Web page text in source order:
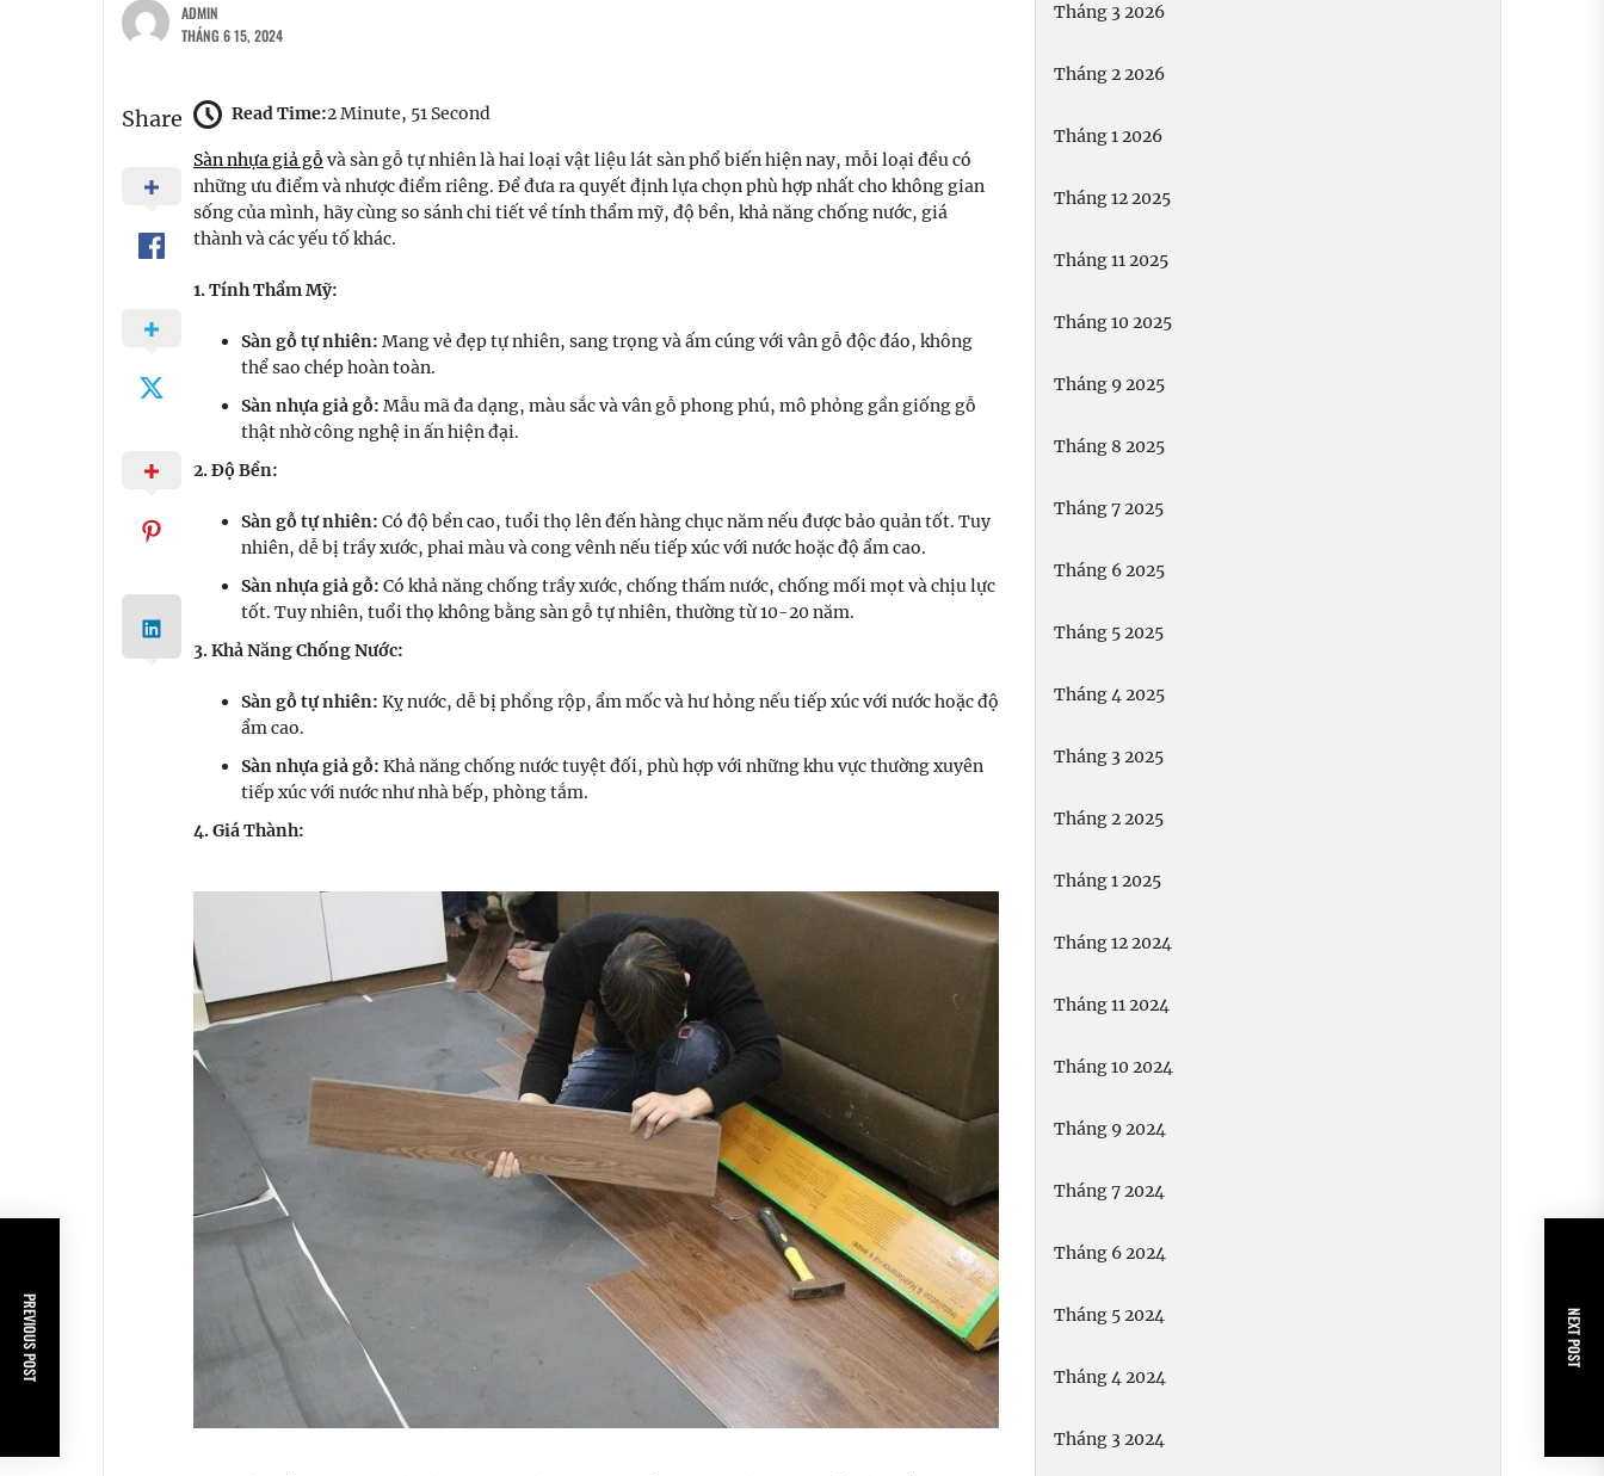
ADMIN
THÁNG 6 15, 2024
Share Read Time:2 Minute, 51 Second
Sàn nhựa giả gỗ và sàn gỗ tự nhiên là hai loại vật liệu lát sàn phổ biến hiện nay, mỗi loại đều có
những ưu điểm và nhược điểm riêng. Để đưa ra quyết định lựa chọn phù hợp nhất cho không gian
sống của mình, hãy cùng so sánh chi tiết về tính thẩm mỹ, độ bền, khả năng chống nước, giá
thành và các yếu tố khác.
1. Tính Thẩm Mỹ:
Sàn gỗ tự nhiên: Mang vẻ đẹp tự nhiên, sang trọng và ấm cúng với vân gỗ độc đáo, không
thể sao chép hoàn toàn.
Sàn nhựa giả gỗ: Mẫu mã đa dạng, màu sắc và vân gỗ phong phú, mô phỏng gần giống gỗ
thật nhờ công nghệ in ấn hiện đại.
2. Độ Bền:
Sàn gỗ tự nhiên: Có độ bền cao, tuổi thọ lên đến hàng chục năm nếu được bảo quản tốt. Tuy
nhiên, dễ bị trầy xước, phai màu và cong vênh nếu tiếp xúc với nước hoặc độ ẩm cao.
Sàn nhựa giả gỗ: Có khả năng chống trầy xước, chống thấm nước, chống mối mọt và chịu lực
tốt. Tuy nhiên, tuổi thọ không bằng sàn gỗ tự nhiên, thường từ 10-20 năm.
3. Khả Năng Chống Nước:
Sàn gỗ tự nhiên: Kỵ nước, dễ bị phồng rộp, ẩm mốc và hư hỏng nếu tiếp xúc với nước hoặc độ
ẩm cao.
Sàn nhựa giả gỗ: Khả năng chống nước tuyệt đối, phù hợp với những khu vực thường xuyên
tiếp xúc với nước như nhà bếp, phòng tắm.
4. Giá Thành:
PREVIOUS POST NEXT POST
Tháng 3 2026
Tháng 2 2026
Tháng 1 2026
Tháng 12 2025
Tháng 11 2025
Tháng 10 2025
Tháng 9 2025
Tháng 8 2025
Tháng 7 2025
Tháng 6 2025
Tháng 5 2025
Tháng 4 2025
Tháng 3 2025
Tháng 2 2025
Tháng 1 2025
Tháng 12 2024
Tháng 11 2024
Tháng 10 2024
Tháng 9 2024
Tháng 7 2024
Tháng 6 2024
Tháng 5 2024
Tháng 4 2024
Tháng 3 2024